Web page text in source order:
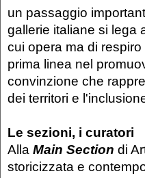
un passaggio
gallerie italiane si lega
cui opera ma di
prima linea nel
convinzione che
dei territori e
Le sezioni, i curatori
Alla Main Section di
storicizzata e